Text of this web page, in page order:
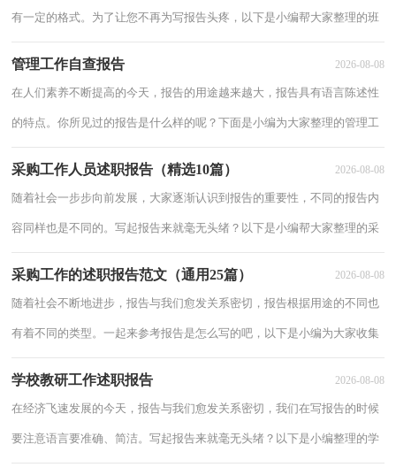
有一定的格式。为了让您不再为写报告头疼，以下是小编帮大家整理的班
管理工作自查报告 2026-08-08
在人们素养不断提高的今天，报告的用途越来越大，报告具有语言陈述性
的特点。你所见过的报告是什么样的呢？下面是小编为大家整理的管理工
采购工作人员述职报告（精选10篇） 2026-08-08
随着社会一步步向前发展，大家逐渐认识到报告的重要性，不同的报告内
容同样也是不同的。写起报告来就毫无头绪？以下是小编帮大家整理的采
采购工作的述职报告范文（通用25篇） 2026-08-08
随着社会不断地进步，报告与我们愈发关系密切，报告根据用途的不同也
有着不同的类型。一起来参考报告是怎么写的吧，以下是小编为大家收集
学校教研工作述职报告 2026-08-08
在经济飞速发展的今天，报告与我们愈发关系密切，我们在写报告的时候
要注意语言要准确、简洁。写起报告来就毫无头绪？以下是小编整理的学